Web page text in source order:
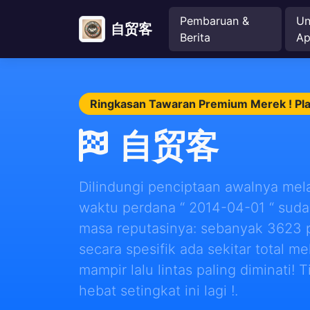
自贸客
Pembaruan &
Berita
Ringkasan Tawaran Premium Merek !
自贸客
Dilindungi penciptaan awalnya
waktu perdana “ 2014-04-01 “
masa reputasinya: sebanyak 3623
secara spesifik ada sekitar total
mampir lalu lintas paling diminati!
hebat setingkat ini lagi !.